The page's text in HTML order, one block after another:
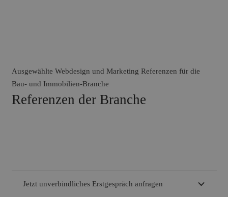
Ausgewählte Webdesign und Marketing Referenzen für die
Bau- und Immobilien-Branche
Referenzen der Branche
Jetzt unverbindliches Erstgespräch anfragen